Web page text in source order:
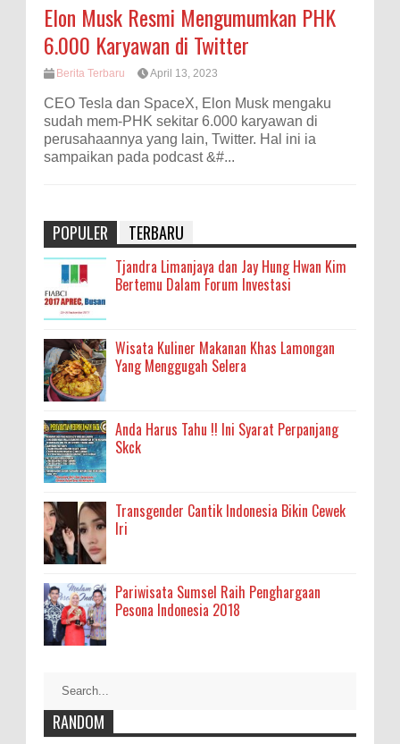
Elon Musk Resmi Mengumumkan PHK
6.000 Karyawan di Twitter
Berita Terbaru April 13, 2023
CEO Tesla dan SpaceX, Elon Musk mengaku
sudah mem-PHK sekitar 6.000 karyawan di
perusahaannya yang lain, Twitter. Hal ini ia
sampaikan pada podcast &#...
POPULER TERBARU
Tjandra Limanjaya dan Jay Hung Hwan Kim
Bertemu Dalam Forum Investasi
Wisata Kuliner Makanan Khas Lamongan
Yang Menggugah Selera
Anda Harus Tahu !! Ini Syarat Perpanjang
Skck
Transgender Cantik Indonesia Bikin Cewek
Iri
Pariwisata Sumsel Raih Penghargaan
Pesona Indonesia 2018
RANDOM